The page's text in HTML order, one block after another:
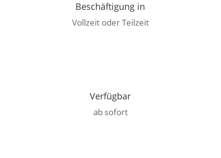
Beschäftigung in
Vollzeit oder Teilzeit
Verfügbar
ab sofort